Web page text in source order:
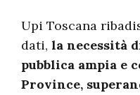
Upi Toscana
dati, la necessità
pubblica ampia e
Province,